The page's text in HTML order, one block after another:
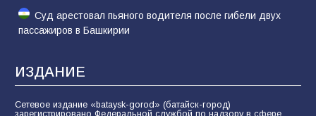
Суд арестовал пьяного водителя после гибели двух
пассажиров в Башкирии
ИЗДАНИЕ
Сетевое издание «bataysk-gorod» (батайск-город)
зарегистрировано Федеральной службой по надзору в сфере